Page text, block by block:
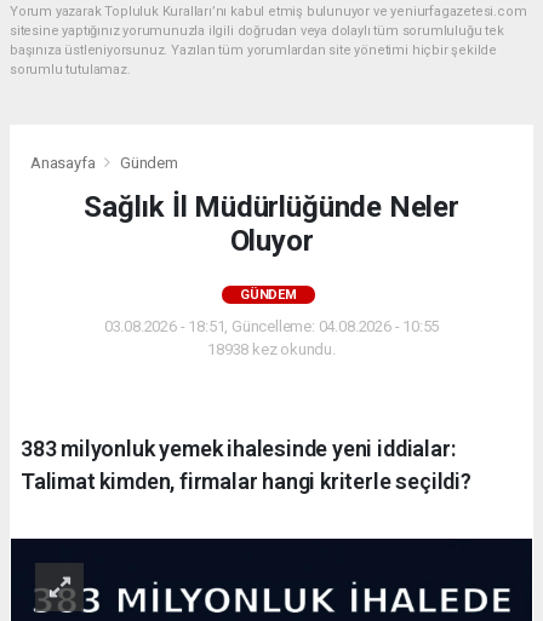
Yorum yazarak Topluluk Kuralları’nı kabul etmiş bulunuyor ve yeniurfagazetesi.com
sitesine yaptığınız yorumunuzla ilgili doğrudan veya dolaylı tüm sorumluluğu tek
başınıza üstleniyorsunuz. Yazılan tüm yorumlardan site yönetimi hiçbir şekilde
sorumlu tutulamaz.
Anasayfa Gündem
Sağlık İl Müdürlüğünde Neler
Oluyor
GÜNDEM
03.08.2026 - 18:51, Güncelleme: 04.08.2026 - 10:55
18938 kez okundu.
383 milyonluk yemek ihalesinde yeni iddialar:
Talimat kimden, firmalar hangi kriterle seçildi?